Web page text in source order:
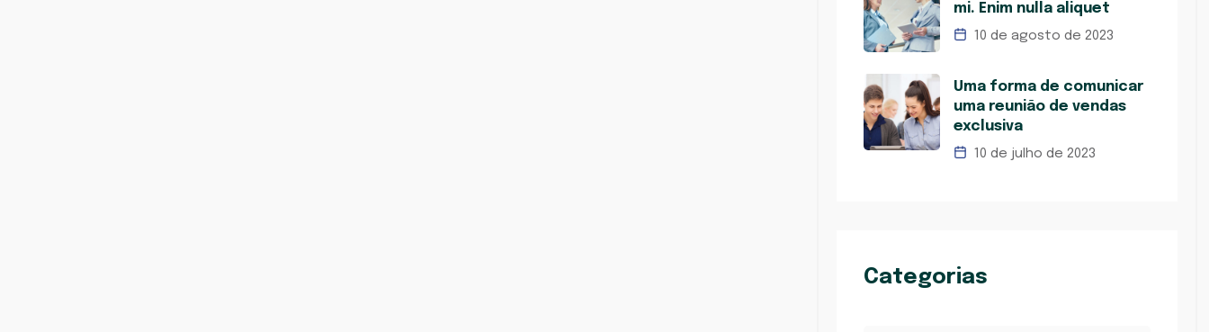
mi. Enim nulla aliquet
10 de agosto de 2023
Uma forma de comunicar
uma reunião de vendas
exclusiva
10 de julho de 2023
Categorias